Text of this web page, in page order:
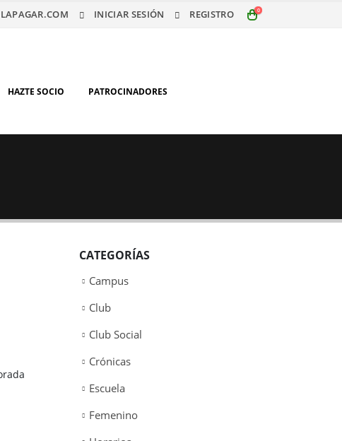
INICIAR SESIÓN REGISTRO 0
HAZTE SOCIO PATROCINADORES
CATEGORÍAS
Campus
Club
Club Social
Crónicas
Escuela
Femenino